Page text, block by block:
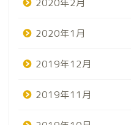
2020年2月
2020年1月
2019年12月
2019年11月